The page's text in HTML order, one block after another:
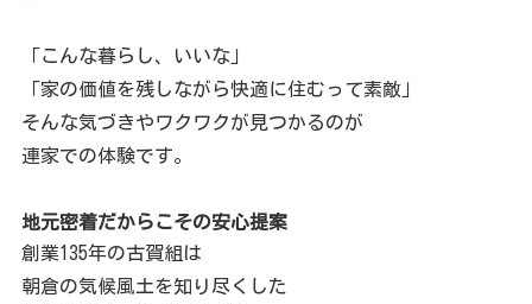
「こんな暮らし、いいな」
「家の価値を残しながら快適に住むって素敵」
そんな気づきやワクワクが見つかるのが
連家での体験です。
地元密着だからこその安心提案
創業135年の古賀組は
朝倉の気候風土を知り尽くした